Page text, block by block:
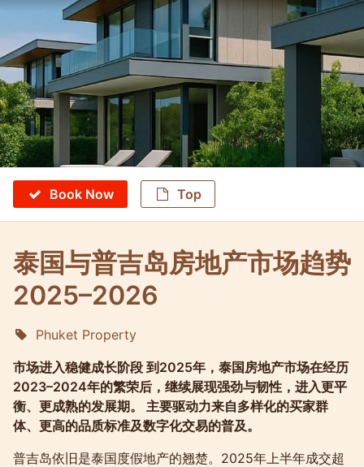
Book Now Top
泰国与普吉岛房地产市场趋势
2025–2026
Phuket Property
市场进入稳健成长阶段 到2025年，泰国房地产市场在经历
2023–2024年的繁荣后，继续展现强劲与韧性，进入更平
衡、更成熟的发展期。 主要驱动力来自多样化的买家群
体、更高的品质标准及数字化交易的普及。
普吉岛依旧是泰国度假地产的翘楚。2025年上半年成交超